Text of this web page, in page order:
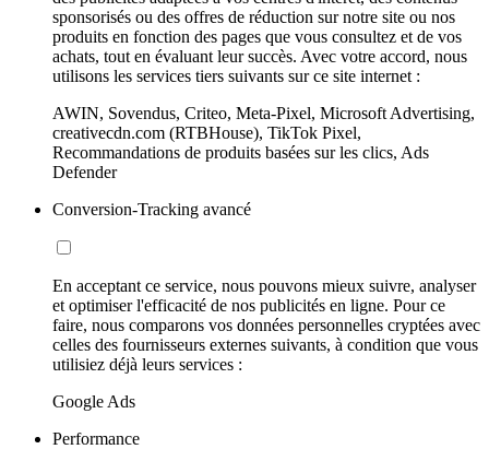
sponsorisés ou des offres de réduction sur notre site ou nos
produits en fonction des pages que vous consultez et de vos
achats, tout en évaluant leur succès. Avec votre accord, nous
utilisons les services tiers suivants sur ce site internet :
AWIN, Sovendus, Criteo, Meta-Pixel, Microsoft Advertising,
creativecdn.com (RTBHouse), TikTok Pixel,
Recommandations de produits basées sur les clics, Ads
Defender
Conversion-Tracking avancé
En acceptant ce service, nous pouvons mieux suivre, analyser
et optimiser l'efficacité de nos publicités en ligne. Pour ce
faire, nous comparons vos données personnelles cryptées avec
celles des fournisseurs externes suivants, à condition que vous
utilisiez déjà leurs services :
Google Ads
Performance